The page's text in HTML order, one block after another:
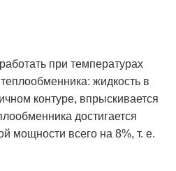
при температурах
жидкость в
контуре, впрыскивается
достигается
мощности всего на 8%, т. е.